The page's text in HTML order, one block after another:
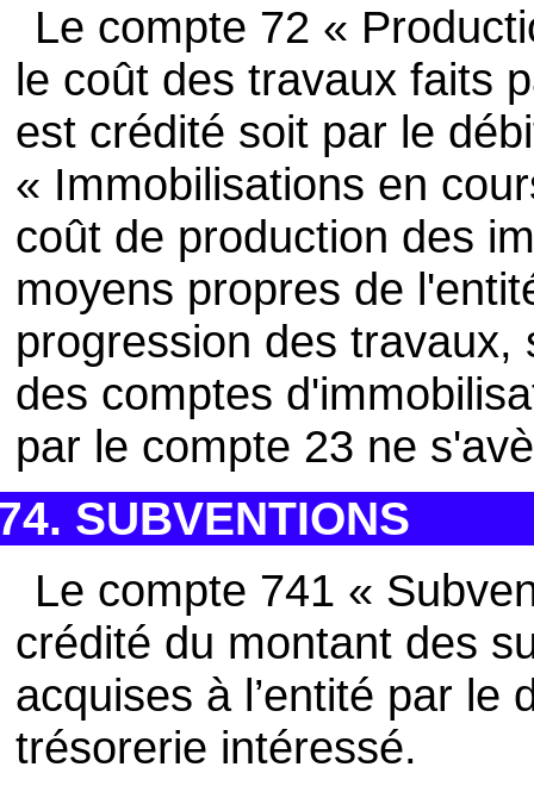
Le compte 72 «
le coût des travaux faits
est crédité soit par le
« Immobilisations en
coût de production des
moyens propres de
progression des
des comptes
par le compte 23 ne
SUBVENTIONS
Le compte 741 «
crédité du montant des
acquises à l’entité par le
trésorerie intéressé.